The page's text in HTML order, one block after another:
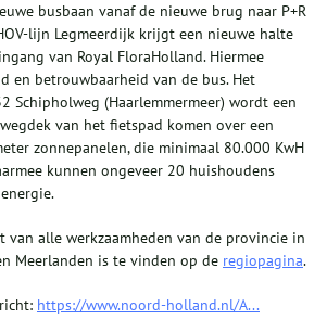
busbaan vanaf de nieuwe brug naar P+R
lijn Legmeerdijk krijgt een nieuwe halte
van Royal FloraHolland. Hiermee
en betrouwbaarheid van de bus. Het
Schipholweg (Haarlemmermeer) wordt een
van het fietspad komen over een
zonnepanelen, die minimaal 80.000 KwH
kunnen ongeveer 20 huishoudens
van alle werkzaamheden van de provincie in
Meerlanden is te vinden op de regiopagina.
https://www.noord-holland.nl/A...